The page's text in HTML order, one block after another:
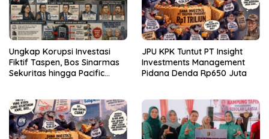
Ungkap Korupsi Investasi
Fiktif Taspen, Bos Sinarmas
Sekuritas hingga Pacific
JPU KPK Tuntut PT Insight
Investments Management
Pidana Denda Rp650 Juta